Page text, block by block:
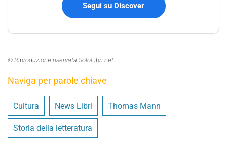
Segui su Discover
© Riproduzione riservata SoloLibri.net
Naviga per parole chiave
Cultura News Libri Thomas Mann
Storia della letteratura